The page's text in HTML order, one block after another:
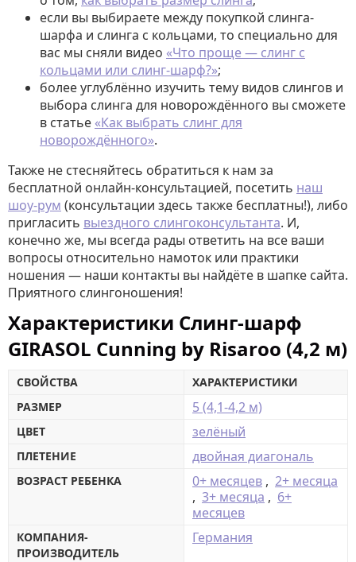
если вы выбираете между покупкой слинга-
шарфа и слинга с кольцами, то специально для
вас мы сняли видео «Что проще — слинг с
кольцами или слинг-шарф?»;
более углублённо изучить тему видов слингов и
выбора слинга для новорождённого вы сможете
в статье «Как выбрать слинг для
новорождённого».
Также не стесняйтесь обратиться к нам за
бесплатной онлайн-консультацией, посетить наш
шоу-рум (консультации здесь также бесплатны!), либо
пригласить выездного слингоконсультанта. И,
конечно же, мы всегда рады ответить на все ваши
вопросы относительно намоток или практики
ношения — наши контакты вы найдёте в шапке сайта.
Приятного слингоношения!
Характеристики Слинг-шарф
GIRASOL Cunning by Risaroo (4,2 м)
СВОЙСТВА
ХАРАКТЕРИСТИКИ
РАЗМЕР
5 (4,1-4,2 м)
ЦВЕТ зелёный
ПЛЕТЕНИЕ двойная диагональ
ВОЗРАСТ РЕБЕНКА 0+ месяцев , 2+ месяца
, 3+ месяца , 6+
месяцев
КОМПАНИЯ-
ПРОИЗВОДИТЕЛЬ
Германия